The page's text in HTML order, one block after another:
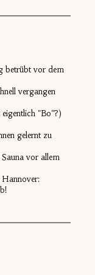
betrübt vor dem
vergangen
"Bo"?)
gelernt zu
vor allem